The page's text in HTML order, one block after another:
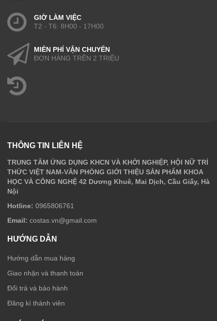
GIỜ LÀM VIỆC
T2 - T6: 8H00 - 17H00
MIỄN PHÍ VẬN CHUYỂN
ĐƠN HÀNG TRÊN 2 TRIỆU
THÔNG TIN LIÊN HỆ
TRUNG TÂM ỨNG DỤNG KHCN VÀ KHỞI NGHIỆP, HỘI NỮ TRÍ
THỨC VIỆT NAM-VĂN PHÒNG GIỚI THIỆU SẢN PHẨM KHOA
HỌC VÀ CÔNG NGHỆ 42 Dương Khuê, Mai Dịch, Cầu Giấy, Hà
Nội
Hotline: 0965806761
Email: costas.vn@gmail.com
HƯỚNG DẪN
Hướng dẫn mua hàng
Giao nhận và thanh toán
Đổi trả và bảo hành
Đăng kí thành viên